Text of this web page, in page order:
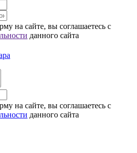
на сайте, вы соглашаетесь с
данного сайта
на сайте, вы соглашаетесь с
данного сайта